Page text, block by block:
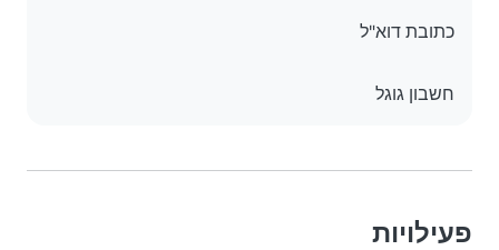
כתובת דוא"ל
חשבון גוגל
פעילויות